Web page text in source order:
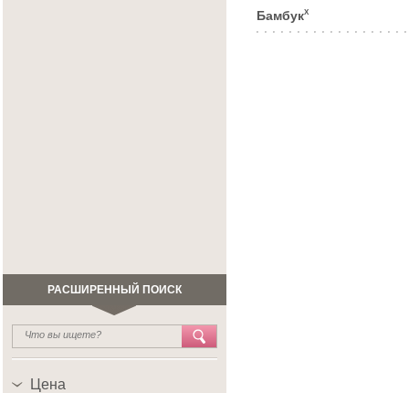
РАСШИРЕННЫЙ ПОИСК
Цена
БамбукX